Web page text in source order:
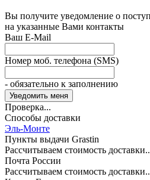
Вы получите уведомление о
на указанные Вами контакты
Ваш E-Mail
Номер моб. телефона (SMS)
- обязательно к заполнению
Проверка...
Способы доставки
Эль-Монте
Пункты выдачи Grastin
Рассчитываем стоимость
Почта России
Рассчитываем стоимость